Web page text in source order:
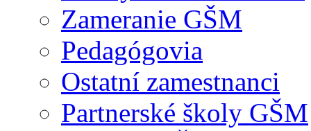
Zameranie GŠM
Pedagógovia
Ostatní zamestnanci
Partnerské školy GŠM